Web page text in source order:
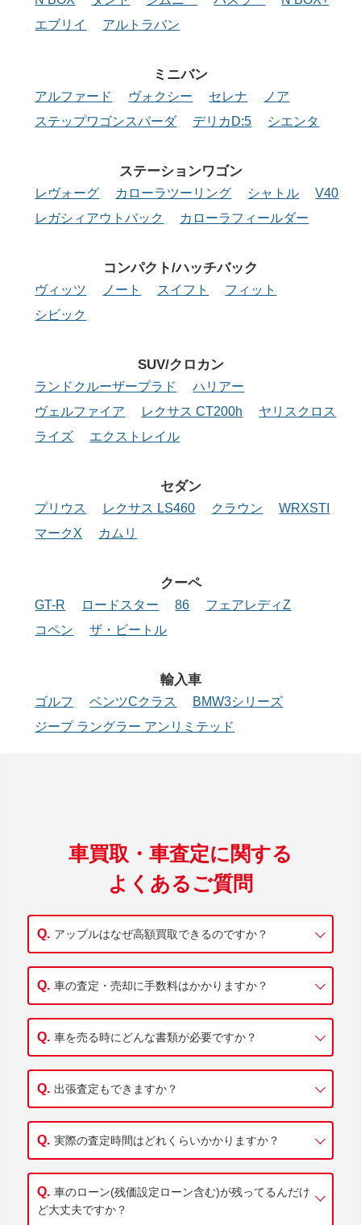
エブリイ
アルトラバン
ミニバン
アルファード ヴォクシー セレナ
ノア
ステップワゴンスパーダ
デリカD:5 シエンタ
ステーションワゴン
レヴォーグ カローラツーリング シャトル
V40
レガシィアウトバック
カローラフィールダー
コンパクト/ハッチバック
ヴィッツ ノート スイフト
フィット
シビック
SUV/クロカン
ランドクルーザープラド
ハリアー
ヴェルファイア
レクサス CT200h
ヤリスクロス
ライズ
エクストレイル
セダン
プリウス レクサス LS460 クラウン
WRXSTI
マークX
カムリ
クーペ
GT-R ロードスター 86
フェアレディZ
コペン
ザ・ビートル
輸入車
ゴルフ ベンツCクラス
BMW3シリーズ
ジープ ラングラー アンリミテッド
車買取・車査定に関する
よくあるご質問
アップルはなぜ高額買取できるのですか？
車の査定・売却に手数料はかかりますか？
車を売る時にどんな書類が必要ですか？
出張査定もできますか？
実際の査定時間はどれくらいかかりますか？
車のローン(残価設定ローン含む)が残ってるんだけ
ど大丈夫ですか？